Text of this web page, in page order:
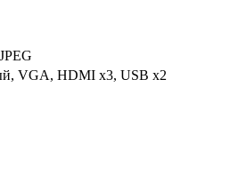
VGA, HDMI x3, USB x2